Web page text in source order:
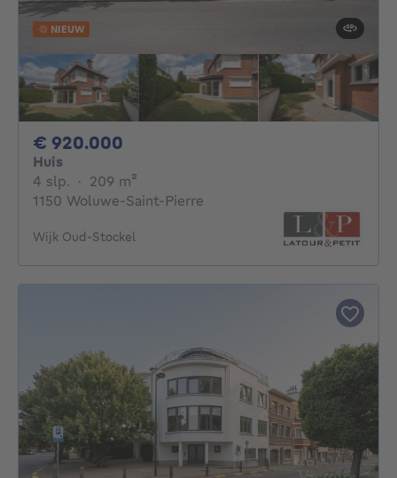
NIEUW
€ 920.000
Huis
4 slp. 4 slaapkamers
· 209 m²
1150 Woluwe-Saint-Pierre
Wijk Oud-Stockel